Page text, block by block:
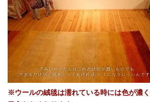
※ウールの絨毯は濡れている時には色が濃